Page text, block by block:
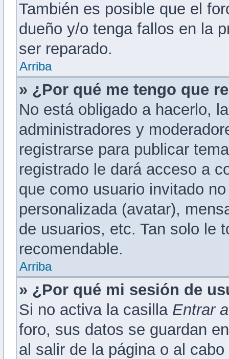
También es posible que el
dueño y/o tenga fallos en la
ser reparado.
Arriba
» ¿Por qué me tengo que
No está obligado a hacerlo,
administradores y
registrarse para publicar
registrado le dará acceso a
que como usuario invitado
personalizada (avatar),
de usuarios, etc. Tan solo le
recomendable.
Arriba
» ¿Por qué mi sesión de
Si no activa la casilla Entrar
foro, sus datos se guardan
al salir de la página o al